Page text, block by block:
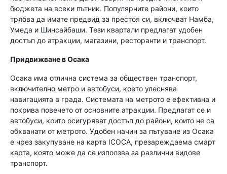
бюджета на всеки пътник. Популярните райони, които
трябва да имате предвид за престоя си, включват Намба,
Умеда и Шинсайбаши. Тези квартали предлагат удобен
достъп до атракции, магазини, ресторанти и транспорт.
Придвижване в Осака
Осака има отлична система за обществен транспорт,
включително метро и автобуси, което улеснява
навигацията в града. Системата на метрото е ефективна и
покрива повечето от основните атракции. Предлагат се и
автобуси, които осигуряват достъп до райони, които не са
обхванати от метрото. Удобен начин за пътуване из Осака
е чрез закупуване на карта ICOCA, презареждаема смарт
карта, която може да се използва за различни видове
транспорт.